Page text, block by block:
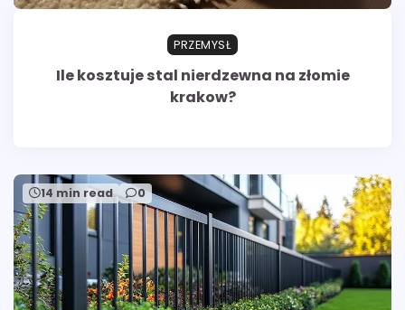
PRZEMYSŁ
Ile kosztuje stal nierdzewna na złomie
krakow?
14 min read 0